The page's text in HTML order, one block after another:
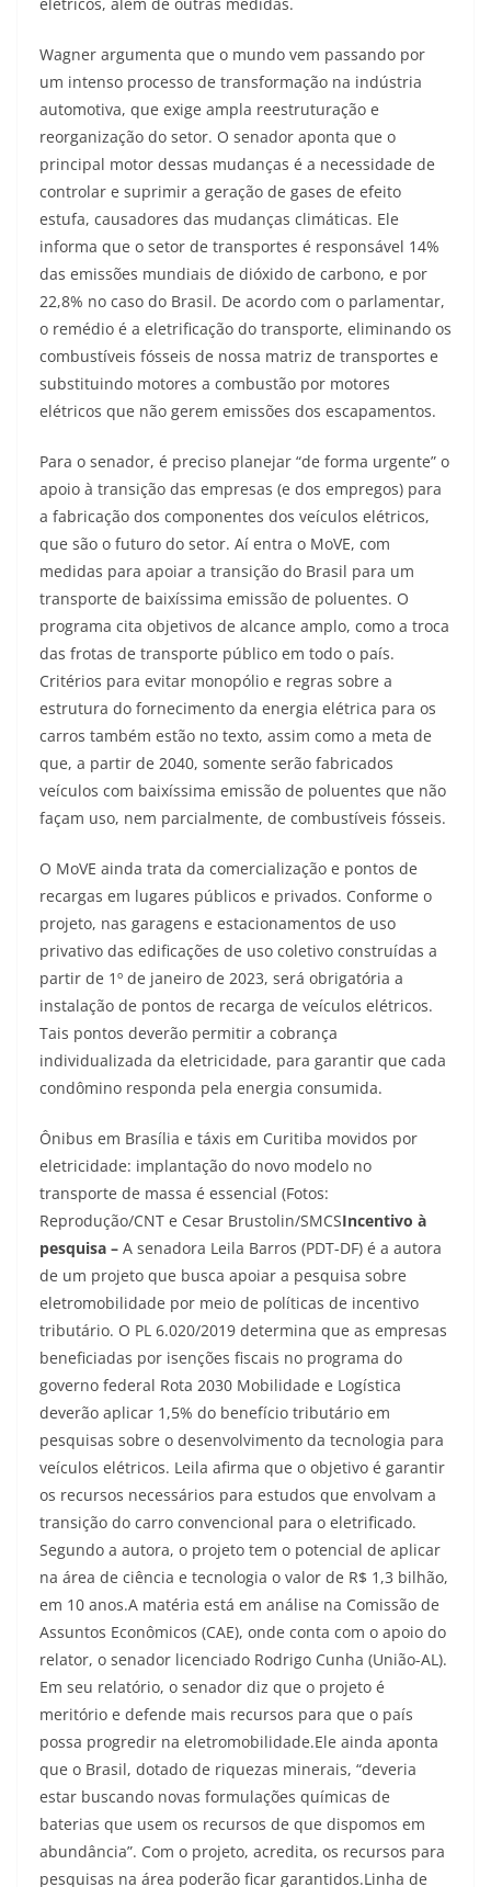
Wagner argumenta que o mundo vem passando por
um intenso processo de transformação na indústria
automotiva, que exige ampla reestruturação e
reorganização do setor. O senador aponta que o
principal motor dessas mudanças é a necessidade de
controlar e suprimir a geração de gases de efeito
estufa, causadores das mudanças climáticas. Ele
informa que o setor de transportes é responsável 14%
das emissões mundiais de dióxido de carbono, e por
22,8% no caso do Brasil. De acordo com o parlamentar,
o remédio é a eletrificação do transporte, eliminando os
combustíveis fósseis de nossa matriz de transportes e
substituindo motores a combustão por motores
elétricos que não gerem emissões dos escapamentos.
Para o senador, é preciso planejar “de forma urgente” o
apoio à transição das empresas (e dos empregos) para
a fabricação dos componentes dos veículos elétricos,
que são o futuro do setor. Aí entra o MoVE, com
medidas para apoiar a transição do Brasil para um
transporte de baixíssima emissão de poluentes. O
programa cita objetivos de alcance amplo, como a troca
das frotas de transporte público em todo o país.
Critérios para evitar monopólio e regras sobre a
estrutura do fornecimento da energia elétrica para os
carros também estão no texto, assim como a meta de
que, a partir de 2040, somente serão fabricados
veículos com baixíssima emissão de poluentes que não
façam uso, nem parcialmente, de combustíveis fósseis.
O MoVE ainda trata da comercialização e pontos de
recargas em lugares públicos e privados. Conforme o
projeto, nas garagens e estacionamentos de uso
privativo das edificações de uso coletivo construídas a
partir de 1º de janeiro de 2023, será obrigatória a
instalação de pontos de recarga de veículos elétricos.
Tais pontos deverão permitir a cobrança
individualizada da eletricidade, para garantir que cada
condômino responda pela energia consumida.
Ônibus em Brasília e táxis em Curitiba movidos por
eletricidade: implantação do novo modelo no
transporte de massa é essencial (Fotos:
Reprodução/CNT e Cesar Brustolin/SMCSIncentivo à
pesquisa – A senadora Leila Barros (PDT-DF) é a autora
de um projeto que busca apoiar a pesquisa sobre
eletromobilidade por meio de políticas de incentivo
tributário. O PL 6.020/2019 determina que as empresas
beneficiadas por isenções fiscais no programa do
governo federal Rota 2030 Mobilidade e Logística
deverão aplicar 1,5% do benefício tributário em
pesquisas sobre o desenvolvimento da tecnologia para
veículos elétricos. Leila afirma que o objetivo é garantir
os recursos necessários para estudos que envolvam a
transição do carro convencional para o eletrificado.
Segundo a autora, o projeto tem o potencial de aplicar
na área de ciência e tecnologia o valor de R$ 1,3 bilhão,
em 10 anos.A matéria está em análise na Comissão de
Assuntos Econômicos (CAE), onde conta com o apoio do
relator, o senador licenciado Rodrigo Cunha (União-AL).
Em seu relatório, o senador diz que o projeto é
meritório e defende mais recursos para que o país
possa progredir na eletromobilidade.Ele ainda aponta
que o Brasil, dotado de riquezas minerais, “deveria
estar buscando novas formulações químicas de
baterias que usem os recursos de que dispomos em
abundância”. Com o projeto, acredita, os recursos para
pesquisas na área poderão ficar garantidos.Linha de